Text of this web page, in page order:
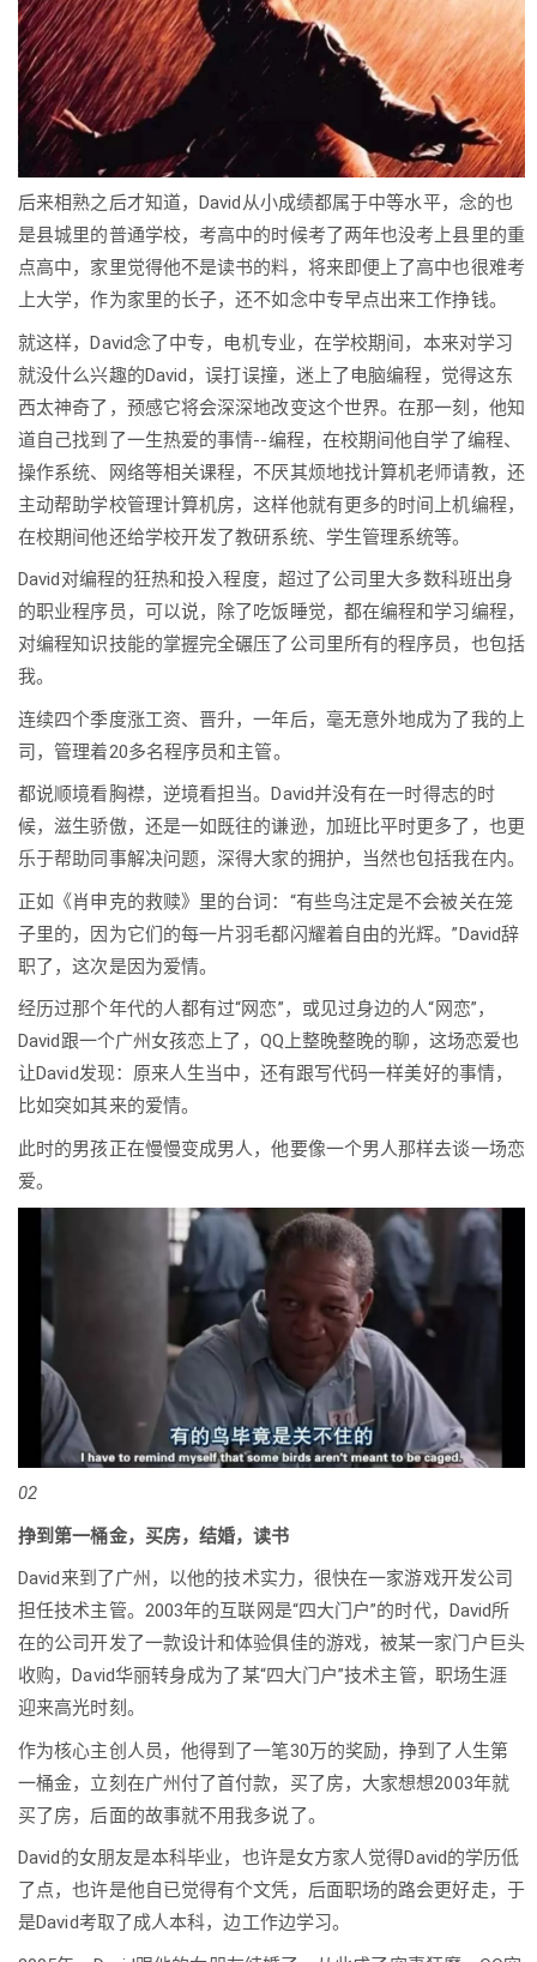
后来相熟之后才知道，David从小成绩都属于中等水平，念的也
是县城里的普通学校，考高中的时候考了两年也没考上县里的重
点高中，家里觉得他不是读书的料，将来即便上了高中也很难考
上大学，作为家里的长子，还不如念中专早点出来工作挣钱。
就这样，David念了中专，电机专业，在学校期间，本来对学习
就没什么兴趣的David，误打误撞，迷上了电脑编程，觉得这东
西太神奇了，预感它将会深深地改变这个世界。在那一刻，他知
道自己找到了一生热爱的事情--编程，在校期间他自学了编程、
操作系统、网络等相关课程，不厌其烦地找计算机老师请教，还
主动帮助学校管理计算机房，这样他就有更多的时间上机编程，
在校期间他还给学校开发了教研系统、学生管理系统等。
David对编程的狂热和投入程度，超过了公司里大多数科班出身
的职业程序员，可以说，除了吃饭睡觉，都在编程和学习编程，
对编程知识技能的掌握完全碾压了公司里所有的程序员，也包括
我。
连续四个季度涨工资、晋升，一年后，毫无意外地成为了我的上
司，管理着20多名程序员和主管。
都说顺境看胸襟，逆境看担当。David并没有在一时得志的时
候，滋生骄傲，还是一如既往的谦逊，加班比平时更多了，也更
乐于帮助同事解决问题，深得大家的拥护，当然也包括我在内。
正如《肖申克的救赎》里的台词：“有些鸟注定是不会被关在笼
子里的，因为它们的每一片羽毛都闪耀着自由的光辉。”David辞
职了，这次是因为爱情。
经历过那个年代的人都有过“网恋”，或见过身边的人“网恋”，
David跟一个广州女孩恋上了，QQ上整晚整晚的聊，这场恋爱也
让David发现：原来人生当中，还有跟写代码一样美好的事情，
比如突如其来的爱情。
此时的男孩正在慢慢变成男人，他要像一个男人那样去谈一场恋
爱。
02
挣到第一桶金，买房，结婚，读书
David来到了广州，以他的技术实力，很快在一家游戏开发公司
担任技术主管。2003年的互联网是“四大门户”的时代，David所
在的公司开发了一款设计和体验俱佳的游戏，被某一家门户巨头
收购，David华丽转身成为了某“四大门户”技术主管，职场生涯
迎来高光时刻。
作为核心主创人员，他得到了一笔30万的奖励，挣到了人生第
一桶金，立刻在广州付了首付款，买了房，大家想想2003年就
买了房，后面的故事就不用我多说了。
David的女朋友是本科毕业，也许是女方家人觉得David的学历低
了点，也许是他自已觉得有个文凭，后面职场的路会更好走，于
是David考取了成人本科，边工作边学习。